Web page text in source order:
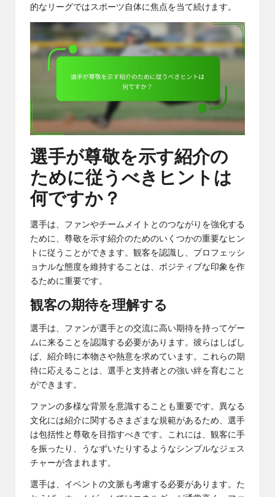
的なリーグではスポーツ自体に焦点を当て続けます。
選手が尊敬を示す紹介の
ために従うべきヒントは
何ですか？
選手は、ファンやチームメイトとのつながりを強化する
ために、尊敬を示す紹介のためのいくつかの重要なヒン
トに従うことができます。観客を認識し、プロフェッシ
ョナルな態度を維持することは、ポジティブな印象を作
るために重要です。
観客の期待を理解する
選手は、ファンが選手との交流に高い期待を持ってゲー
ムに来ることを認識する必要があります。彼らはしばし
ば、紹介時に本物さや熱意を求めています。これらの期
待に応えることは、選手と支持者との強い絆を育むこと
ができます。
ファンの多様な背景を意識することも重要です。異なる
文化には紹介に関するさまざまな規範があるため、選手
は包括性と尊敬を目指すべきです。これには、観客に手
を振ったり、うなずいたりするようなシンプルなジェス
チャーが含まれます。
選手は、イベントの文脈も考慮する必要があります。た